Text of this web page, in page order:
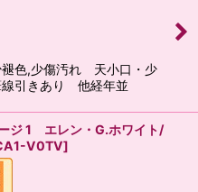
褪色,少傷汚れ 天小口・少
引きあり 他経年並
ジ 1 エレン・G.ホワイト/
V0TV]